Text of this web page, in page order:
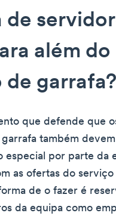
de
além do
de garrafa?
que defende que
também
especial por parte da
as ofertas do serviço
de o fazer é
da equipa como